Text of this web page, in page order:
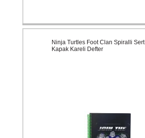
Ninja Turtles Foot Clan Spiralli Sert
Kapak Kareli Defter